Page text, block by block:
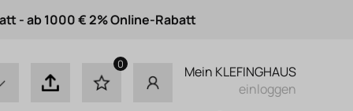
- ab 1000 € 2% Online-Rabatt
0
Mein KLEFINGHAUS
einloggen